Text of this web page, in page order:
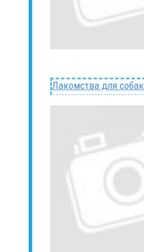
Лакомства для собак